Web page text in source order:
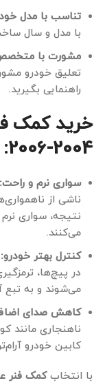
تناسب با مدل
با مدل و سال
مشورت با
تعلیق خودرو
راهنمایی بگیرید.
خرید کمک
2004-2006:
سواری نرم و راحت:
ناشی از
نتیجه، سواری
می‌کنند.
کنترل بهتر خودرو:
در پیچ‌ها،
می‌شوند و به تبع
کاهش صدای
ناهنجاری مانند
کابین خودرو
با انتخابکمک فنر